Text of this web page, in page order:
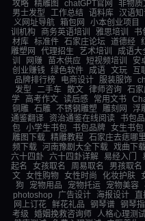
攻略 精雕图 chatGPT官网 非物质
男士发型
工作总结 语料库 汉语知
义网址导航 箱包网 小本创业项目
训机构
商务英语培训 雅思培训 书
材库
标准件 石家庄论坛 道德经
雕塑网
代理招生 艺术培训 成语大
训
网赚 苗木供应 短视频培训 安
创业赚钱
绿色软件 成语 文玩 互
品牌排行榜
电商设计 服装服饰
发型
二手车 散文 律师咨询 石
学 高考作文 读后感 常用文书
铜雕 石雕 不锈钢雕塑 雕刻网 浮
通鉴翻译
资治通鉴在线阅读 书包
包 小学生书包 书包品牌 女生书包
雕图下载 精雕教程 石家庄去痣哪
频下载
河南豫剧大全下载 戏曲下
六十四卦
六十四卦详解 易经入门
起名
女孩取名 周易取名 男孩取名
文 女性购物 女性时尚 化妆护肤
狗
宠物用品 宠物托运 宠物美容
photoshop
广告设计 海报设计 直
网上订花 鲜花礼品 钢琴谱 钢琴
考级
婚姻挽救咨询师 人格心理测